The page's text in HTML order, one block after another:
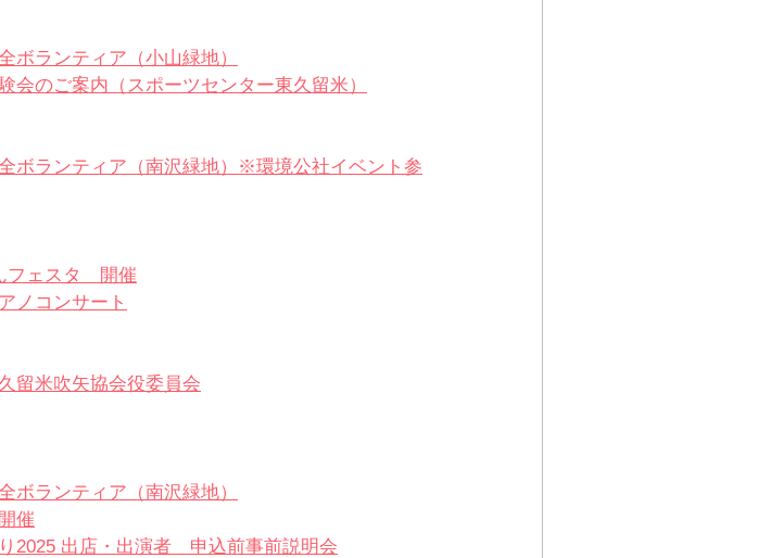
ボランティア（小山緑地）
のご案内（スポーツセンター東久留米）
ボランティア（南沢緑地）※環境公社イベント参
フェスタ　開催
ノコンサート
留米吹矢協会役委員会
ボランティア（南沢緑地）
催
2025 出店・出演者　申込前事前説明会